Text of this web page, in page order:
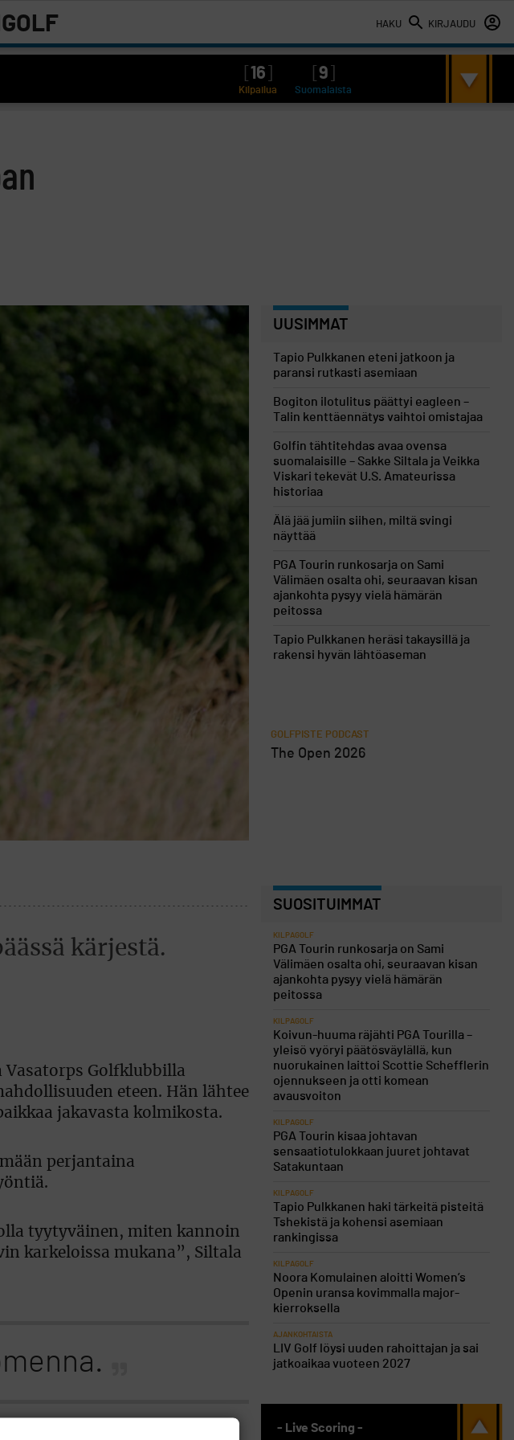
HAKU KIRJAUDU
16 9
Kilpailua Suomalaista
kärjestä.
Vasatorps Golfklubbilla
eteen. Hän lähtee
jakavasta kolmikosta.
perjantaina
tyytyväinen, miten kannoin
karkeloissa mukana”, Siltala
UUSIMMAT
Tapio Pulkkanen eteni jatkoon ja
paransi rutkasti asemiaan
Bogiton ilotulitus päättyi eagleen –
Talin kenttäennätys vaihtoi omistajaa
Golfin tähtitehdas avaa ovensa
suomalaisille – Sakke Siltala ja Veikka
Viskari tekevät U.S. Amateurissa
historiaa
Älä jää jumiin siihen, miltä svingi
näyttää
PGA Tourin runkosarja on Sami
Välimäen osalta ohi, seuraavan kisan
ajankohta pysyy vielä hämärän
peitossa
Tapio Pulkkanen heräsi takaysillä ja
rakensi hyvän lähtöaseman
GOLFPISTE PODCAST
The Open 2026
SUOSITUIMMAT
KILPAGOLF
PGA Tourin runkosarja on Sami
Välimäen osalta ohi, seuraavan kisan
ajankohta pysyy vielä hämärän
peitossa
KILPAGOLF
Koivun-huuma räjähti PGA Tourilla –
yleisö vyöryi päätösväylällä, kun
nuorukainen laittoi Scottie Schefflerin
ojennukseen ja otti komean
avausvoiton
KILPAGOLF
PGA Tourin kisaa johtavan
sensaatiotulokkaan juuret johtavat
Satakuntaan
KILPAGOLF
Tapio Pulkkanen haki tärkeitä pisteitä
Tshekistä ja kohensi asemiaan
rankingissa
KILPAGOLF
Noora Komulainen aloitti Women’s
Openin uransa kovimmalla major-
kierroksella
AJANKOHTAISTA
LIV Golf löysi uuden rahoittajan ja sai
jatkoaikaa vuoteen 2027
- Live Scoring -